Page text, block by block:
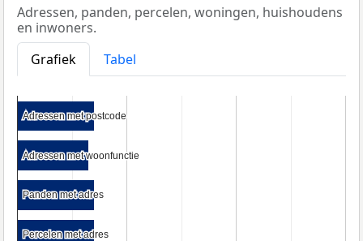
Adressen, panden, percelen, woningen, huishoudens
en inwoners.
Grafiek
Tabel
Adressen met postcode
Adressen met postcode
Adressen met woonfunctie
Adressen met woonfunctie
Panden met adres
Panden met adres
Percelen met adres
Percelen met adres